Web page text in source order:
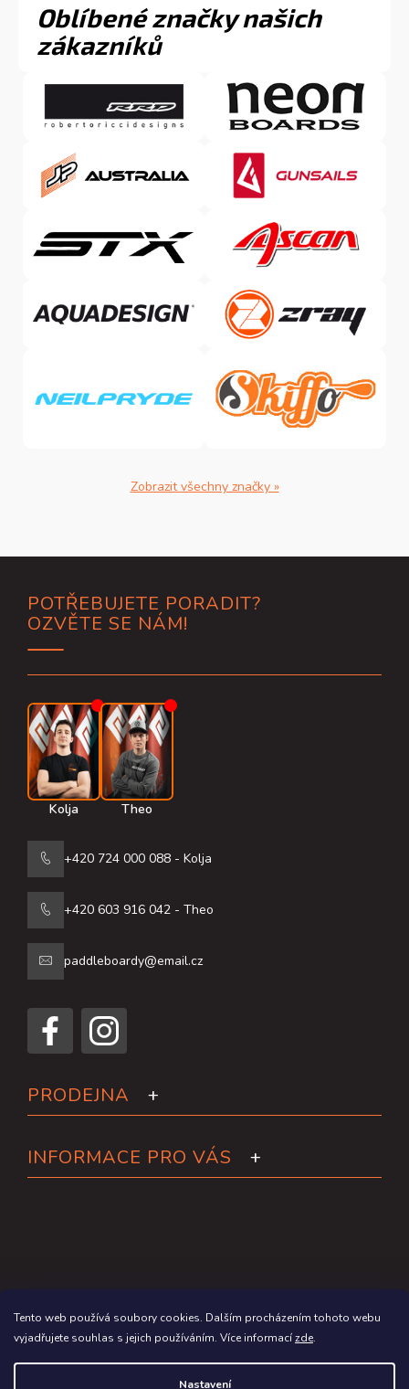
Tento web používá soubory cookies. Dalším procházením tohoto webu
vyjadřujete souhlas s jejich používáním. Více informacízde.
Nastavení
Oblíbené značky našich
zákazníků
Zobrazit všechny značky »
POTŘEBUJETE PORADIT?
OZVĚTE SE NÁM!
Kolja Theo
+420 724 000 088 - Kolja
+420 603 916 042 - Theo
paddleboardy@email.cz
PRODEJNA
INFORMACE PRO VÁS
Copyright 2026Paddleboardy.cz. Všechna práva vyhrazena.